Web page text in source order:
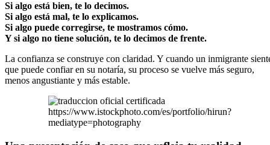
Si algo está bien, te lo decimos.
Si algo está mal, te lo explicamos.
Si algo puede corregirse, te mostramos cómo.
Y si algo no tiene solución, te lo decimos de frente.
La confianza se construye con claridad. Y cuando un inmigrante
que puede confiar en su notaría, su proceso se vuelve más seguro,
menos angustiante y más estable.
https://www.istockphoto.com/es/portfolio/hirun?
mediatype=photography